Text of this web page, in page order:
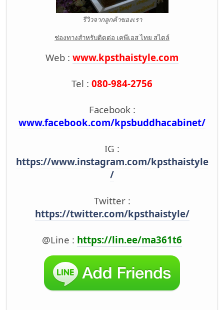
รีวิวจากลูกค้าของเรา
ช่องทางสำหรับติดต่อ เคพีเอส ไทย สไตล์
Web : www.kpsthaistyle.com
Tel : 080-984-2756
Facebook :
www.facebook.com/kpsbuddhacabinet/
IG :
https://www.instagram.com/kpsthaistyle
/
Twitter :
https://twitter.com/kpsthaistyle/
@Line : https://lin.ee/ma361t6